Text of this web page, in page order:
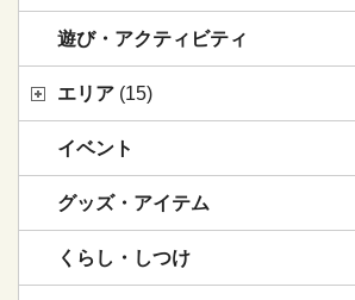
遊び・アクティビティ
エリア (15)
イベント
グッズ・アイテム
くらし・しつけ